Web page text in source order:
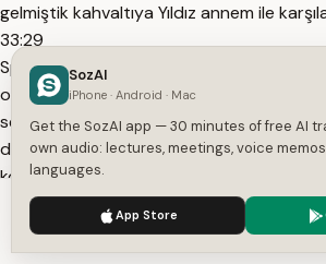
gelmiştik kahvaltıya Yıldız annem ile
33:29
Speaker A
oturuyoruz öyle mi Selam söyle Söylerim
selamı var E ben daha fazla lafı
dosyasını inceledim üzerinde bazı notlar
konuşalım istiyorum ama nasıl yapalım
şimdi holding'e geçiyorum toplantımız var
33:48
Speaker A
We use cookies to enhance your experience.
SozAI
iPhone · Android · Mac
Get the SozAI app — 30 minutes of free AI
own audio: lectures, meetings, voice
languages.
App Store